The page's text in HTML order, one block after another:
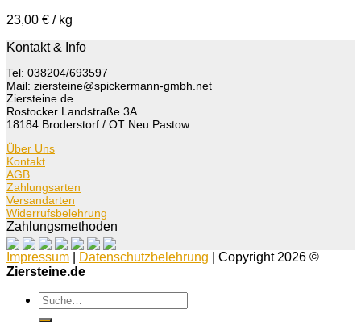
23,00 € / kg
Kontakt & Info
Tel: 038204/693597
Mail: ziersteine@spickermann-gmbh.net
Ziersteine.de
Rostocker Landstraße 3A
18184 Broderstorf / OT Neu Pastow
Über Uns
Kontakt
AGB
Zahlungsarten
Versandarten
Widerrufsbelehrung
Zahlungsmethoden
Impressum Datenschutzbelehrung | Copyright 2026 ©
Ziersteine.de
Suche
nach: